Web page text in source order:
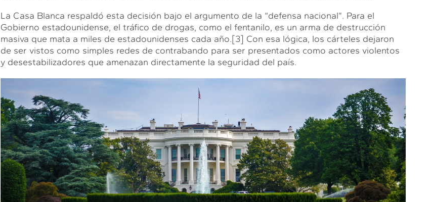
La Casa Blanca respaldó esta decisión bajo el argumento de la “defensa nacional”. Para el
Gobierno estadounidense, el tráfico de drogas, como el fentanilo, es un arma de destrucción
masiva que mata a miles de estadounidenses cada año.[3] Con esa lógica, los cárteles dejaron
de ser vistos como simples redes de contrabando para ser presentados como actores violentos
y desestabilizadores que amenazan directamente la seguridad del país.